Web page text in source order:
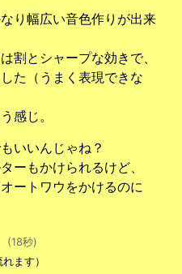
り幅広い音色作りが出来
割とシャープな効きで、
た（うまく表現できな
感じ。
いいんじゃね？
ーもかけられるけど、
ートワウをかけるのに
(18秒)
ます）